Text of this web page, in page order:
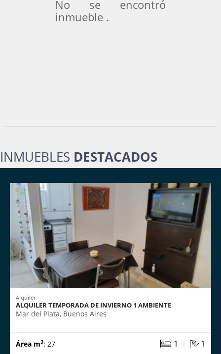
No se encontró
inmueble .
INMUEBLES DESTACADOS
Alquiler
ALQUILER TEMPORADA DE INVIERNO 1 AMBIENTE
Mar del Plata, Buenos Aires
Área m2: 27 1 | 1